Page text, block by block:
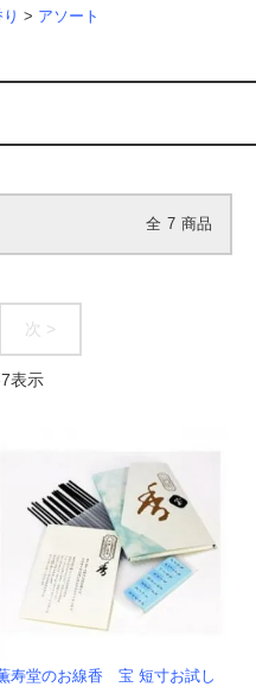
> アソート
全 7 商品
次 >
7表示
寿堂のお線香 宝 短寸お試し